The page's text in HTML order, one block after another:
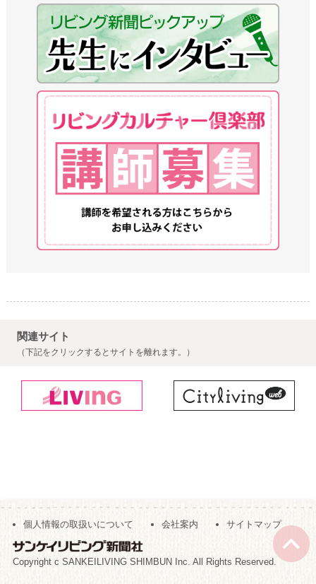
関連サイト
（下記をクリックするとサイトを離れます。）
個人情報の取扱いについて 会社案内 サイトマップ
Copyright c SANKEILIVING SHIMBUN Inc. All Rights Reserved.